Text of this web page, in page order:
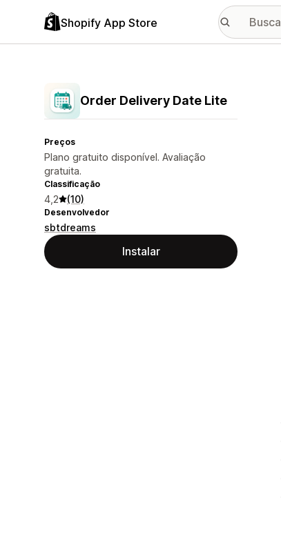
Shopify App Store
Order Delivery Date Lite
Preços
Plano gratuito disponível. Avaliação
gratuita.
Classificação
4,2 (10)
Desenvolvedor
sbtdreams
Instalar